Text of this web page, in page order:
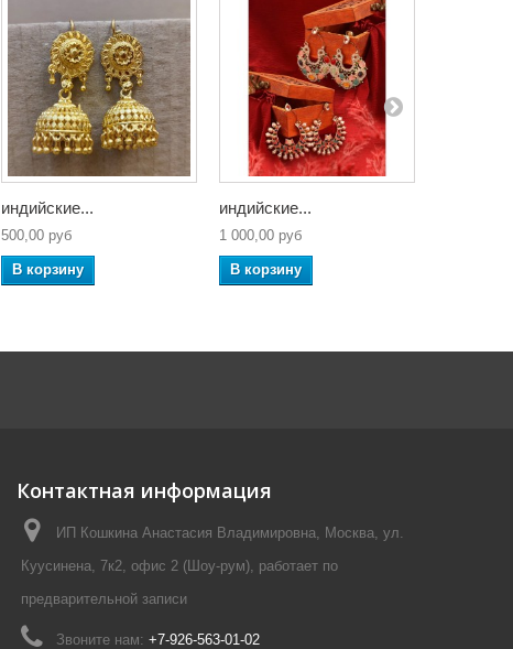
индийские...
500,00 руб
В корзину
индийские...
1 000,00 руб
В корзину
Контактная информация
ИП Кошкина Анастасия Владимировна, Москва, ул.
Куусинена, 7к2, офис 2 (Шоу-рум), работает по
предварительной записи
Звоните нам: +7-926-563-01-02